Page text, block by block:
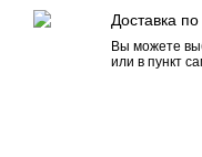
Доставка
Вы можете
или в пункт